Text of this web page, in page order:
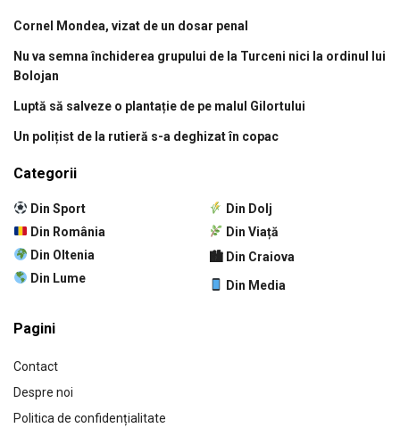
Cornel Mondea, vizat de un dosar penal
Nu va semna închiderea grupului de la Turceni nici la ordinul lui
Bolojan
Luptă să salveze o plantație de pe malul Gilortului
Un polițist de la rutieră s-a deghizat în copac
Categorii
Din Sport
Din România
Din Oltenia
Din Lume
Din Dolj
Din Viață
🏙 Din Craiova
Din Media
Pagini
Contact
Despre noi
Politica de confidențialitate